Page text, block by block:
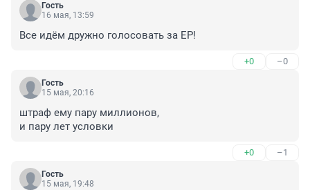
Гость
16 мая, 13:59
Все идём дружно голосовать за ЕР!
+0 –0
Гость
15 мая, 20:16
штраф ему пару миллионов,
и пару лет условки
+0 –1
Гость
15 мая, 19:48